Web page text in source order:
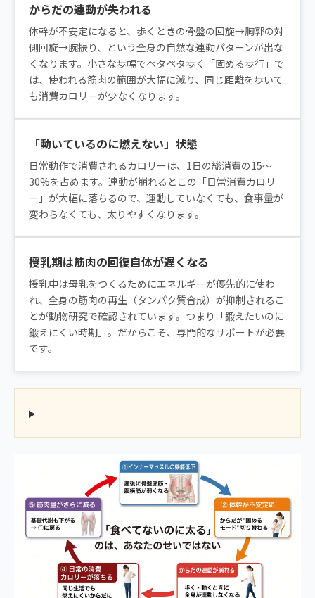
からだの連動が失われる
体幹が不安定になると、歩くときの骨盤の回旋→胸郭の対
側回旋→腕振り、という全身の自然な連動パターンが出な
くなります。小さな歩幅でペタペタ歩く「固める歩行」で
は、使われる筋肉の範囲が大幅に減り、同じ距離を歩いて
も消費カロリーが少なくなります。
「動いているのに燃えない」状態
日常動作で消費されるカロリーは、1日の総消費の15〜
30%を占めます。連動が崩れるとこの「日常消費カロリ
ー」が大幅に落ちるので、運動していなくても、食事量が
変わらなくても、太りやすくなります。
授乳期は筋肉の回復自体が遅くなる
授乳中は母乳をつくるためにエネルギーが優先的に使わ
れ、全身の筋肉の再生（タンパク質合成）が抑制されるこ
とが動物研究で確認されています。つまり「鍛えたいのに
鍛えにくい時期」。だからこそ、専門的なサポートが必要
です。